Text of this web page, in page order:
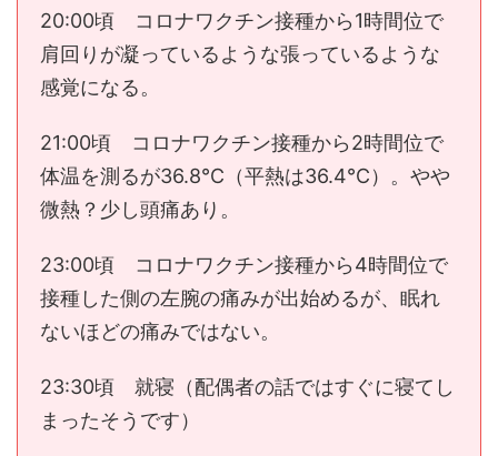
20:00頃 コロナワクチン接種から1時間位で
肩回りが凝っているような張っているような
感覚になる。
21:00頃 コロナワクチン接種から2時間位で
体温を測るが36.8℃（平熱は36.4℃）。やや
微熱？少し頭痛あり。
23:00頃 コロナワクチン接種から4時間位で
接種した側の左腕の痛みが出始めるが、眠れ
ないほどの痛みではない。
23:30頃 就寝（配偶者の話ではすぐに寝てし
まったそうです）